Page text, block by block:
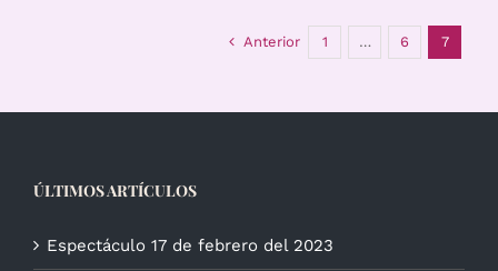
Anterior 1 … 6 7
ÚLTIMOS ARTÍCULOS
Espectáculo 17 de febrero del 2023